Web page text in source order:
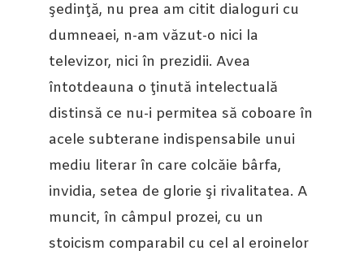
şedinţă, nu prea am citit dialoguri cu
dumneaei, n-am văzut-o nici la
televizor, nici în prezidii. Avea
întotdeauna o ţinută intelectuală
distinsă ce nu-i permitea să coboare în
acele subterane indispensabile unui
mediu literar în care colcăie bârfa,
invidia, setea de glorie şi rivalitatea. A
muncit, în câmpul prozei, cu un
stoicism comparabil cu cel al eroinelor